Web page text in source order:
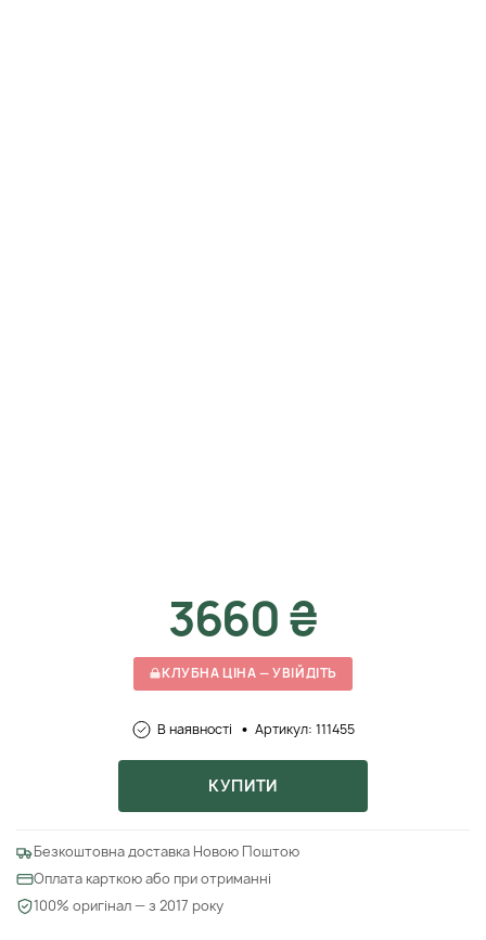
3660 ₴
КЛУБНА ЦІНА — УВІЙДІТЬ
В наявності Артикул: 111455
КУПИТИ
Безкоштовна доставка Новою Поштою
Оплата карткою або при отриманні
100% оригінал — з 2017 року